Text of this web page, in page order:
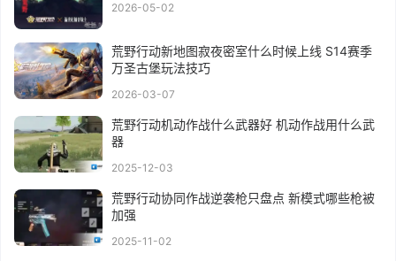
2026-05-02
荒野行动新地图寂夜密室什么时候上线 S14赛季
万圣古堡玩法技巧
2026-03-07
荒野行动机动作战什么武器好 机动作战用什么武
器
2025-12-03
荒野行动协同作战逆袭枪只盘点 新模式哪些枪被
加强
2025-11-02